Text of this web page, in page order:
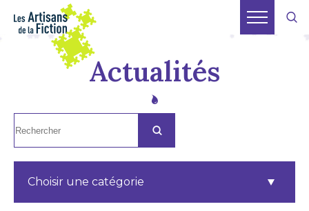
Actualités
Choisir une catégorie